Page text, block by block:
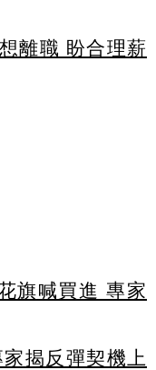
離職 盼合理薪
旗喊買進 專家
揭反彈契機上